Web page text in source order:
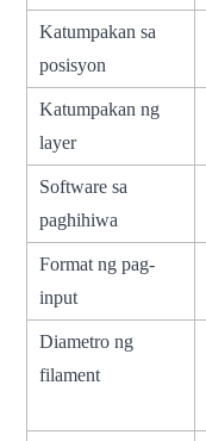
Katumpakan sa
posisyon
Katumpakan ng
layer
Software sa
paghihiwa
Format ng pag-
input
Diametro ng
filament